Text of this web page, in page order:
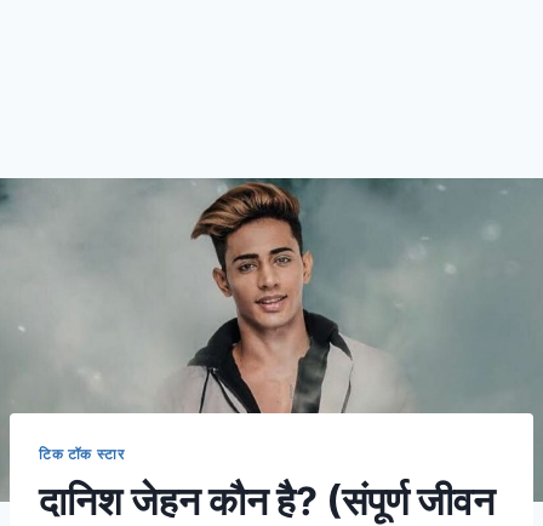
टिक टॉक स्टार
दानिश जेहन कौन है? (संपूर्ण जीवन